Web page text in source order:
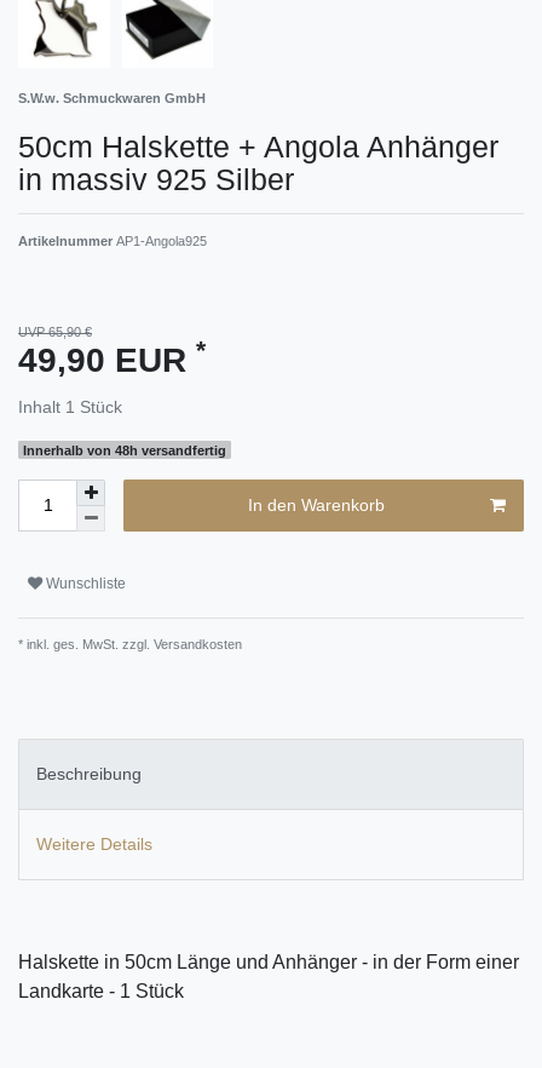
S.W.w. Schmuckwaren GmbH
50cm Halskette + Angola Anhänger
in massiv 925 Silber
Artikelnummer AP1-Angola925
UVP 65,90 €
49,90 EUR *
Inhalt 1 Stück
Innerhalb von 48h versandfertig
In den Warenkorb
Wunschliste
* inkl. ges. MwSt. zzgl. Versandkosten
Beschreibung
Weitere Details
Halskette in 50cm Länge und Anhänger - in der Form einer
Landkarte - 1 Stück